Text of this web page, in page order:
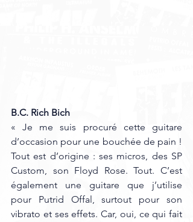
B.C. Rich Bich
« Je me suis procuré cette guitare
d’occasion pour une bouchée de pain !
Tout est d’origine : ses micros, des SP
Custom, son Floyd Rose. Tout. C’est
également une guitare que j’utilise
pour Putrid Offal, surtout pour son
vibrato et ses effets. Car, oui, ce qui fait